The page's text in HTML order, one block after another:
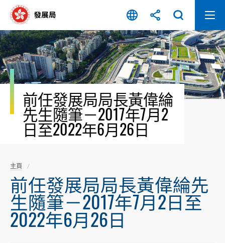
容
開
始
前任發展局局長黃偉綸
先生隨筆－2017年7月2
日至2022年6月26日
主頁
前任發展局局長黃偉綸先
生隨筆－2017年7月2日至
2022年6月26日